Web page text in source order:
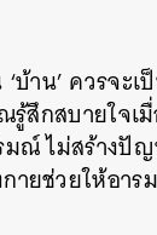
บ้าน’ ควรจะ
รู้สึกสบายใจเ
รมณ์ ไม่สร้าง
ายช่วยให้อา